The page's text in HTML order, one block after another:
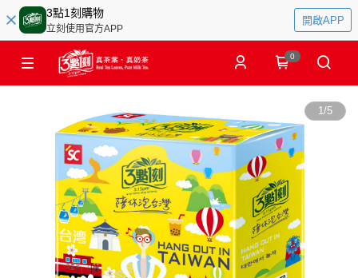
3點1刻購物
立刻使用官方APP
開啟APP
0
1/5